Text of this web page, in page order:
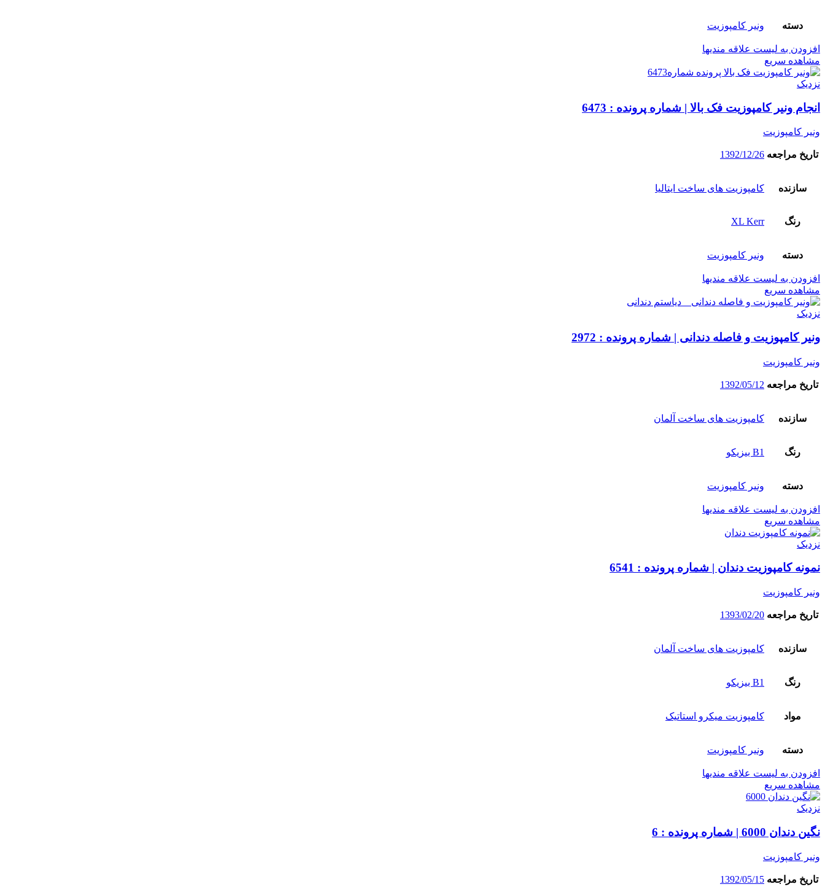
دسته ونیر کامپوزیت
افزودن به لیست علاقه مندیها
مشاهده سریع
نزدیک
انجام ونیر کامپوزیت فک بالا | شماره پرونده : 6473
ونیر کامپوزیت
تاریخ مراجعه 1392/12/26
سازنده کامپوزیت های ساخت ایتالیا
رنگ XL Kerr
دسته ونیر کامپوزیت
افزودن به لیست علاقه مندیها
مشاهده سریع
نزدیک
ونیر کامپوزیت و فاصله دندانی | شماره پرونده : 2972
ونیر کامپوزیت
تاریخ مراجعه 1392/05/12
سازنده کامپوزیت های ساخت آلمان
رنگ B1 بیزیکو
دسته ونیر کامپوزیت
افزودن به لیست علاقه مندیها
مشاهده سریع
نزدیک
نمونه کامپوزیت دندان | شماره پرونده : 6541
ونیر کامپوزیت
تاریخ مراجعه 1393/02/20
سازنده کامپوزیت های ساخت آلمان
رنگ B1 بیزیکو
مواد کامپوزیت میکرو استاتیک
دسته ونیر کامپوزیت
افزودن به لیست علاقه مندیها
مشاهده سریع
نزدیک
نگین دندان 6000 | شماره پرونده : 6
ونیر کامپوزیت
تاریخ مراجعه 1392/05/15